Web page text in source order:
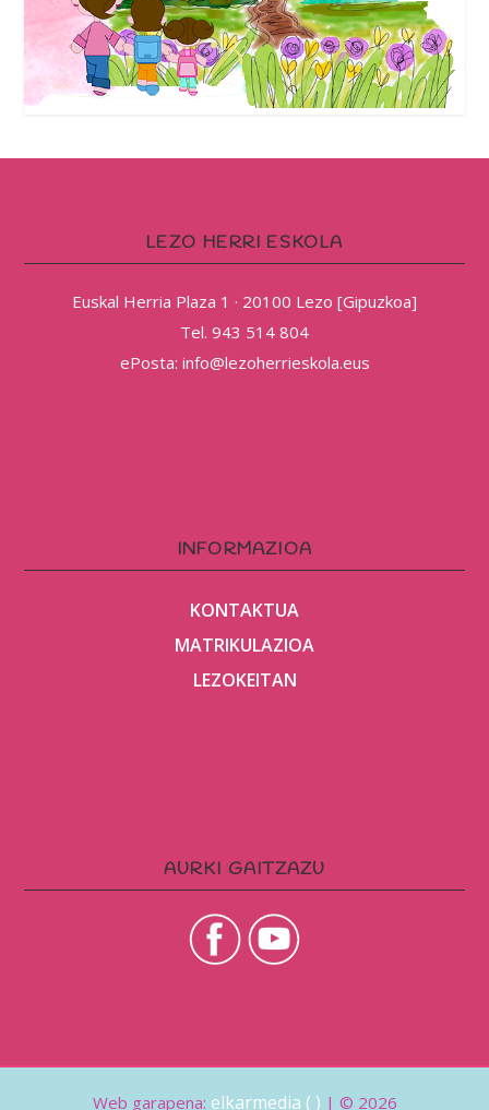
LEZO HERRI ESKOLA
Euskal Herria Plaza 1 · 20100 Lezo [Gipuzkoa]
Tel. 943 514 804
ePosta: info@lezoherrieskola.eus
INFORMAZIOA
KONTAKTUA
MATRIKULAZIOA
LEZOKEITAN
AURKI GAITZAZU
Web garapena: elkarmedia ( ) | © 2026